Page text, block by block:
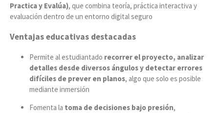
Practica y Evalúa), que combina teoría, práctica interactiva y
evaluación dentro de un entorno digital seguro
Ventajas educativas destacadas
Permite al estudiantado recorrer el proyecto, analizar
detalles desde diversos ángulos y detectar errores
difíciles de prever en planos, algo que solo es posible
mediante inmersión
Fomenta la toma de decisiones bajo presión,